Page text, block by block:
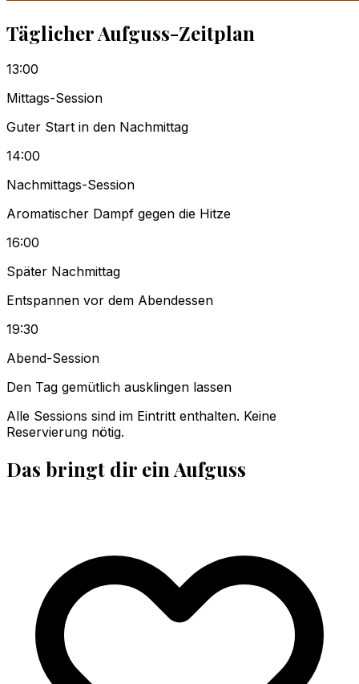
Täglicher Aufguss-Zeitplan
13:00
Mittags-Session
Guter Start in den Nachmittag
14:00
Nachmittags-Session
Aromatischer Dampf gegen die Hitze
16:00
Später Nachmittag
Entspannen vor dem Abendessen
19:30
Abend-Session
Den Tag gemütlich ausklingen lassen
Alle Sessions sind im Eintritt enthalten. Keine
Reservierung nötig.
Das bringt dir ein Aufguss